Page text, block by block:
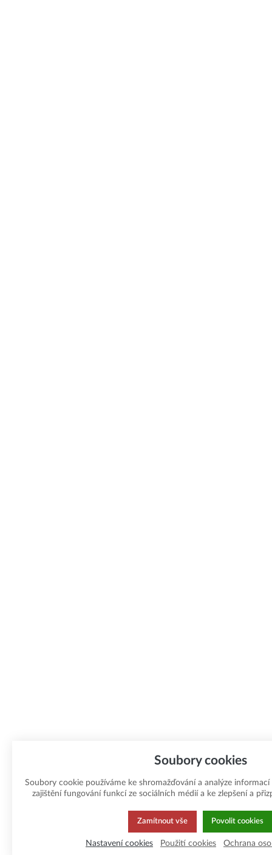
Soubory cookies
Soubory cookie používáme ke shromažďování a analýze
zajištění fungování funkcí ze sociálních médií a ke zlepšení a
Zamítnout vše Povolit cookies
Nastavení cookies Použití cookies Ochrana